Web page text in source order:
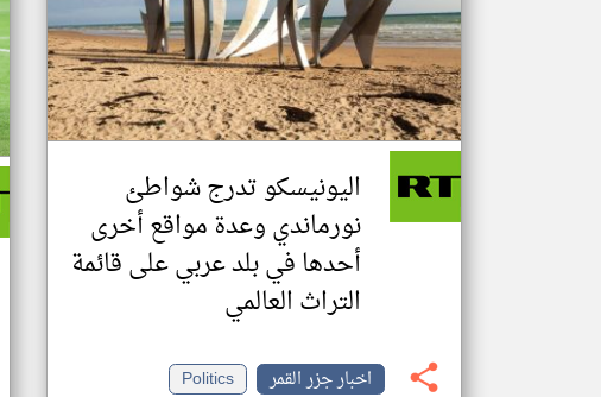
اليونيسكو تدرج شواطئ
نورماندي وعدة مواقع أخرى
أحدها في بلد عربي على قائمة
التراث العالمي
اخبار جزر القمر
Politics